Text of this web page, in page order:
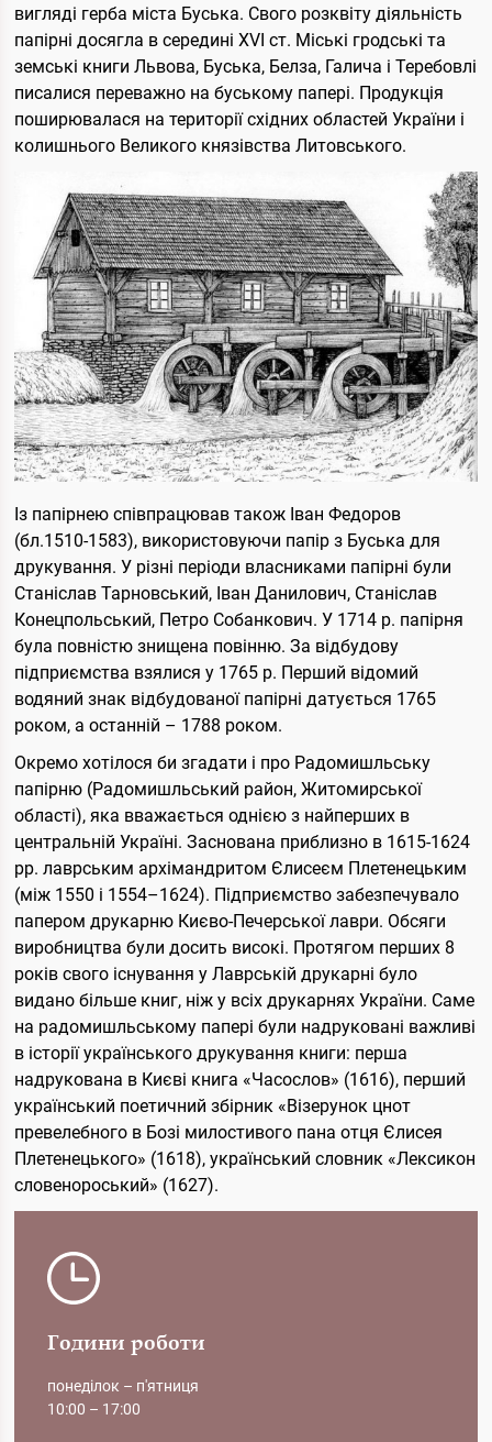
вигляді герба міста Буська. Свого розквіту діяльність
папірні досягла в середині ХVІ ст. Міські гродські та
земські книги Львова, Буська, Белза, Галича і Теребовлі
писалися переважно на буському папері. Продукція
поширювалася на території східних областей України і
колишнього Великого князівства Литовського.
Із папірнею співпрацював також Іван Федоров
(бл.1510-1583), використовуючи папір з Буська для
друкування. У різні періоди власниками папірні були
Станіслав Тарновський, Іван Данилович, Станіслав
Конецпольський, Петро Собанкович. У 1714 р. папірня
була повністю знищена повінню. За відбудову
підприємства взялися у 1765 р. Перший відомий
водяний знак відбудованої папірні датується 1765
роком, а останній – 1788 роком.
Окремо хотілося би згадати і про Радомишльську
папірню (Радомишльський район, Житомирської
області), яка вважається однією з найперших в
центральній Україні. Заснована приблизно в 1615-1624
рр. лаврським архімандритом Єлисеєм Плетенецьким
(між 1550 і 1554–1624). Підприємство забезпечувало
папером друкарню Києво-Печерської лаври. Обсяги
виробництва були досить високі. Протягом перших 8
років свого існування у Лаврській друкарні було
видано більше книг, ніж у всіх друкарнях України. Саме
на радомишльському папері були надруковані важливі
в історії українського друкування книги: перша
надрукована в Києві книга «Часослов» (1616), перший
український поетичний збірник «Візерунок цнот
превелебного в Бозі милостивого пана отця Єлисея
Плетенецького» (1618), український словник «Лексикон
словенороський» (1627).
Години роботи
понеділок – п'ятниця
10:00 – 17:00